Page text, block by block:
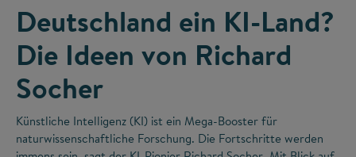
Deutschland ein KI-Land?
Die Ideen von Richard
Socher
Künstliche Intelligenz (KI) ist ein Mega-Booster für
naturwissenschaftliche Forschung. Die Fortschritte werden